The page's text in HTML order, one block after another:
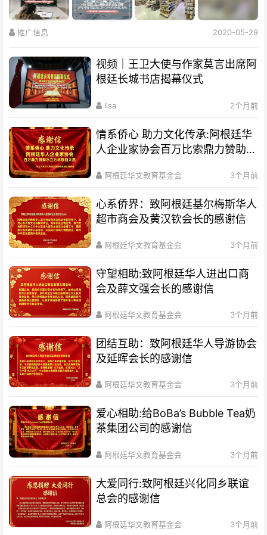
推广信息 2020-05-29
视频｜王卫大使与作家莫言出席阿
根廷长城书店揭幕仪式
lisa 2个月前
情系侨心 助力文化传承:阿根廷华
人企业家协会百万比索鼎力赞助水
阿根廷华文教育基金会 3个月前
心系侨界​：致阿根廷基尔梅斯华人
超市商会及黄汉钦会长的感谢信
阿根廷华文教育基金会 3个月前
守望相助:致阿根廷华人进出口商
会及薛文强会长的感谢信
阿根廷华文教育基金会 3个月前
团结互助：致阿根廷华人导游协会
及延晖会长的感谢信
阿根廷华文教育基金会 3个月前
爱心相助:给BoBa’s Bubble Tea奶
茶集团公司的感谢信
阿根廷华文教育基金会 3个月前
大爱同行:致阿根廷兴化同乡联谊
总会的感谢信
阿根廷华文教育基金会 3个月前